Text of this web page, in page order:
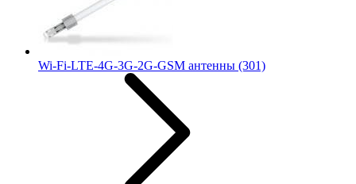
Wi-Fi-LTE-4G-3G-2G-GSM антенны (301)